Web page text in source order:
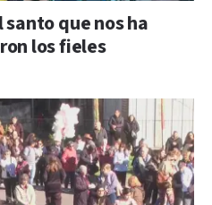
santo que nos ha
los fieles